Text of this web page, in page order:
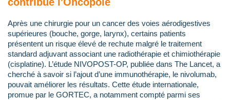
Après une chirurgie pour un cancer des voies aérodigestives
supérieures (bouche, gorge, larynx), certains patients
présentent un risque élevé de rechute malgré le traitement
standard adjuvant associant une radiothérapie et chimiothérapie
(cisplatine). L’étude NIVOPOST-OP, publiée dans The Lancet, a
cherché à savoir si l’ajout d’une immunothérapie, le nivolumab,
pouvait améliorer les résultats. Cette étude internationale,
promue par le GORTEC, a notamment compté parmi ses